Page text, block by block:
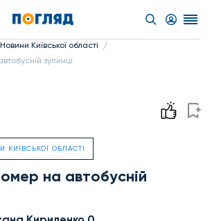
Новини Київської області /
зупинці
КИЇВСЬКОЇ ОБЛАСТІ
на автобусній